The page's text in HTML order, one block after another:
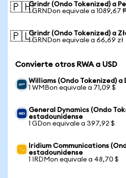
🇵🇭Grindr (Ondo Tokenized) a
1 GRNDon equivale a 1089,67
🇵🇱Grindr (Ondo Tokenized) a
1 GRNDon equivale a 66,69 zł
Convierte otros RWA a USD
Williams (Ondo Tokenized)
1 WMBon equivale a 71,09 $
General Dynamics (Ondo
estadounidense
1 GDon equivale a 397,92 $
Iridium Communications
estadounidense
1 IRDMon equivale a 48,70 $